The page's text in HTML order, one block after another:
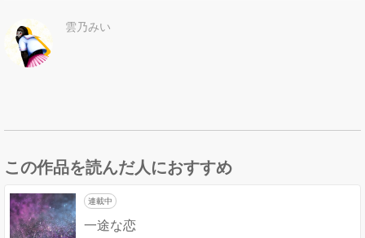
雲乃みい
この作品を読んだ人におすすめ
連載中
一途な恋